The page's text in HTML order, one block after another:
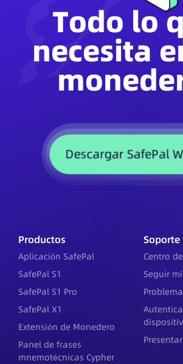
Todo lo
necesita
Descargar SafePal
Productos
Aplicación SafePal
SafePal S1
SafePal S1 Pro
SafePal X1
Extensión de Monedero
Panel de frases
mnemotécnicas Cypher
Soporte
Centro
Seguir